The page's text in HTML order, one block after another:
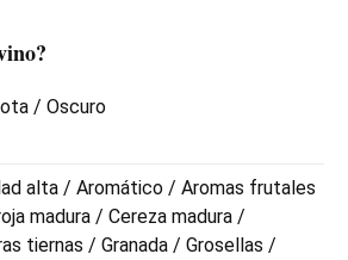
/ Oscuro
alta / Aromático / Aromas frutales
madura / Cereza madura /
tiernas / Granada / Grosellas /